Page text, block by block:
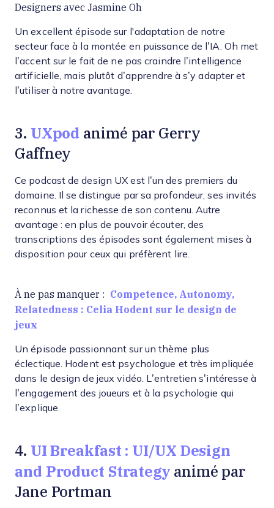
Designers avec Jasmine Oh
Un excellent épisode sur l'adaptation de notre
secteur face à la montée en puissance de l’IA. Oh met
l’accent sur le fait de ne pas craindre l’intelligence
artificielle, mais plutôt d’apprendre à s’y adapter et
l’utiliser à notre avantage.
3. UXpod animé par Gerry
Gaffney
Ce podcast de design UX est l’un des premiers du
domaine. Il se distingue par sa profondeur, ses invités
reconnus et la richesse de son contenu. Autre
avantage : en plus de pouvoir écouter, des
transcriptions des épisodes sont également mises à
disposition pour ceux qui préfèrent lire.
À ne pas manquer : Competence, Autonomy,
Relatedness : Celia Hodent sur le design de
jeux
Un épisode passionnant sur un thème plus
éclectique. Hodent est psychologue et très impliquée
dans le design de jeux vidéo. L’entretien s’intéresse à
l’engagement des joueurs et à la psychologie qui
l’explique.
4. UI Breakfast : UI/UX Design
and Product Strategy animé par
Jane Portman